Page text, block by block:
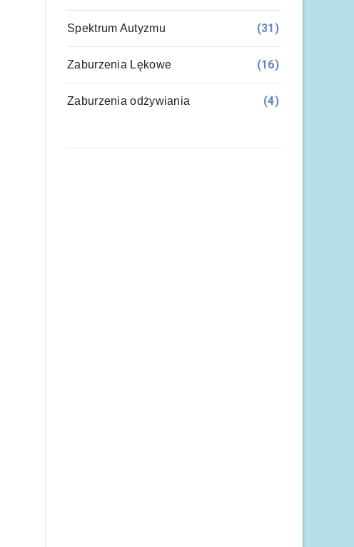
Spektrum Autyzmu (31)
Zaburzenia Lękowe (16)
Zaburzenia odżywiania (4)